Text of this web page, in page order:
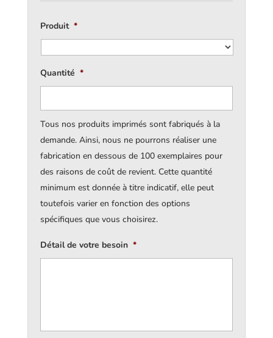
Produit *
Quantité *
Tous nos produits imprimés sont fabriqués à la
demande. Ainsi, nous ne pourrons réaliser une
fabrication en dessous de 100 exemplaires pour
des raisons de coût de revient. Cette quantité
minimum est donnée à titre indicatif, elle peut
toutefois varier en fonction des options
spécifiques que vous choisirez.
Détail de votre besoin *